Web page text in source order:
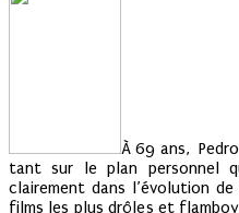
À 69 ans,
tant sur le plan personnel
clairement dans l’évolution
films les plus drôles et